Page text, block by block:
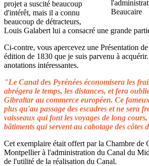
projet a suscité beaucoup
d'intérêt, mais il a connu
beaucoup de détracteurs,
Louis Galabert lui a consacré une grande
Ci-contre, vous apercevez une Présentation
édition de 1830 que je suis parvenu à
anotations intéressantes.
"Le Canal des Pyrénées économisera les
abrégera le temps, les distances, et fera
Gibraltar au commerce européen. Ce
plus qu'au passage des escadres et ne sera
vaisseaux qui font les voyages de long
bâtiments qui servent au cabotage des côtes
Cet exemplaire était offert par la Chambre de
Montpellier à l'administration du Canal du
de l'utilité de la réalisation du Canal.